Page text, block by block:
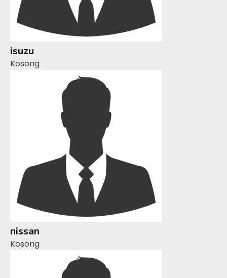
isuzu
Kosong
nissan
Kosong